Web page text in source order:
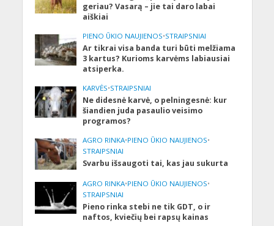
geriau? Vasarą – jie tai daro labai
aiškiai
PIENO ŪKIO NAUJIENOS•STRAIPSNIAI
Ar tikrai visa banda turi būti melžiama
3 kartus? Kurioms karvėms labiausiai
atsiperka.
KARVĖS•STRAIPSNIAI
Ne didesnė karvė, o pelningesnė: kur
šiandien juda pasaulio veisimo
programos?
AGRO RINKA•PIENO ŪKIO NAUJIENOS•
STRAIPSNIAI
Svarbu išsaugoti tai, kas jau sukurta
AGRO RINKA•PIENO ŪKIO NAUJIENOS•
STRAIPSNIAI
Pieno rinka stebi ne tik GDT, o ir
naftos, kviečių bei rapsų kainas